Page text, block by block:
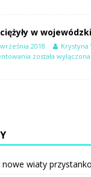
w
2018 Krystyna
została wyłączona
nowe wiaty